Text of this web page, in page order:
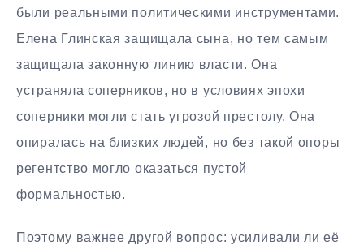
были реальными политическими инструментами.
Елена Глинская защищала сына, но тем самым
защищала законную линию власти. Она
устраняла соперников, но в условиях эпохи
соперники могли стать угрозой престолу. Она
опиралась на близких людей, но без такой опоры
регентство могло оказаться пустой
формальностью.
Поэтому важнее другой вопрос: усиливали ли её